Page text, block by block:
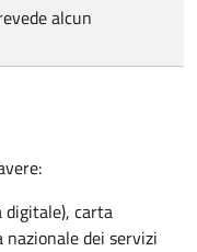
alcun
digitale), carta
nazionale dei servizi